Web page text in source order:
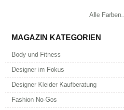
Alle Farben...
MAGAZIN KATEGORIEN
Body und Fitness
Designer im Fokus
Designer Kleider Kaufberatung
Fashion No-Gos